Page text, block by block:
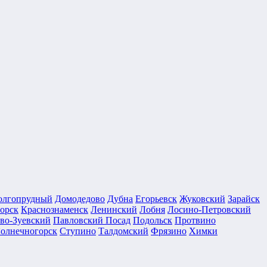
Домодедово Дубна Егорьевск Жуковский Зарайск
Краснознаменск Ленинский Лобня Лосино-Петровский
Зуевский Павловский Посад Подольск Протвино
Ступино Талдомский Фрязино Химки